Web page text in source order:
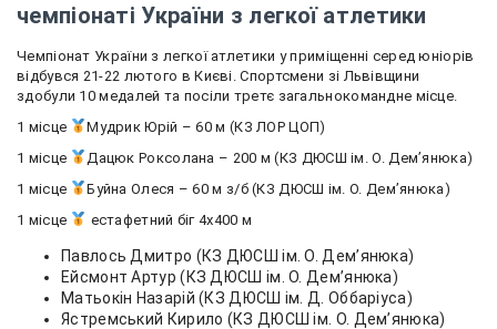
чемпіонаті України з легкої атлетики
Чемпіонат України з легкої атлетики у приміщенні серед юніорів
відбувся 21-22 лютого в Києві. Спортсмени зі Львівщини
здобули 10 медалей та посіли третє загальнокомандне місце.
1 місце
Мудрик Юрій – 60 м (КЗ ЛОР ЦОП)
1 місце
Дацюк Роксолана – 200 м (КЗ ДЮСШ ім. О. Демʼянюка)
1 місце
Буйна Олеся – 60 м з/б (КЗ ДЮСШ ім. О. Демʼянюка)
1 місце
естафетний біг 4х400 м
Павлось Дмитро (КЗ ДЮСШ ім. О. Демʼянюка)
Ейсмонт Артур (КЗ ДЮСШ ім. О. Демʼянюка)
Матьокін Назарій (КЗ ДЮСШ ім. Д. Оббаріуса)
Ястремський Кирило (КЗ ДЮСШ ім. О. Демʼянюка)